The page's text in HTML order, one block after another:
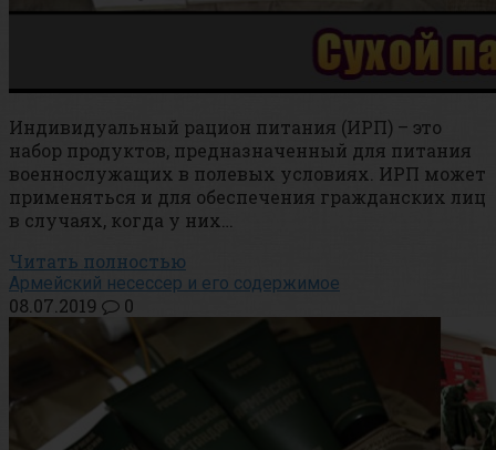
Индивидуальный рацион питания (ИРП) – это
набор продуктов, предназначенный для питания
военнослужащих в полевых условиях. ИРП может
применяться и для обеспечения гражданских лиц
в случаях, когда у них…
Читать полностью
Армейский несессер и его содержимое
08.07.2019 0